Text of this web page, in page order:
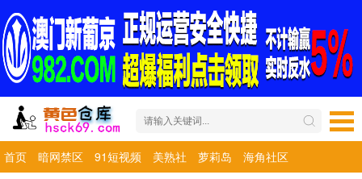
首页 暗网禁区 91短视频 美熟社 萝莉岛 海角社区